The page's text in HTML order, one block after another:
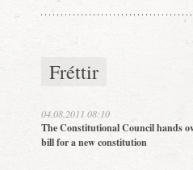
Fréttir
04.08.2011 08:10
The Constitutional Council hands
bill for a new constitution